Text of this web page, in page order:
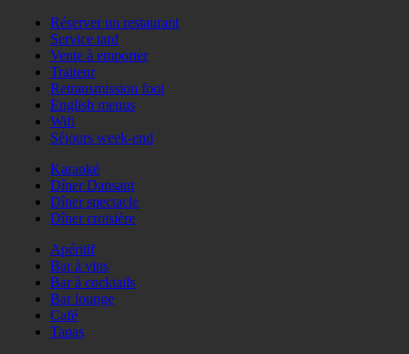
Réserver un restaurant
Service tard
Vente à emporter
Traiteur
Retransmission foot
English menus
Wifi
Séjours week-end
Karaoké
Dîner Dansant
Dîner spectacle
Dîner croisière
Apéritif
Bar à vins
Bar à cocktails
Bar lounge
Café
Tapas